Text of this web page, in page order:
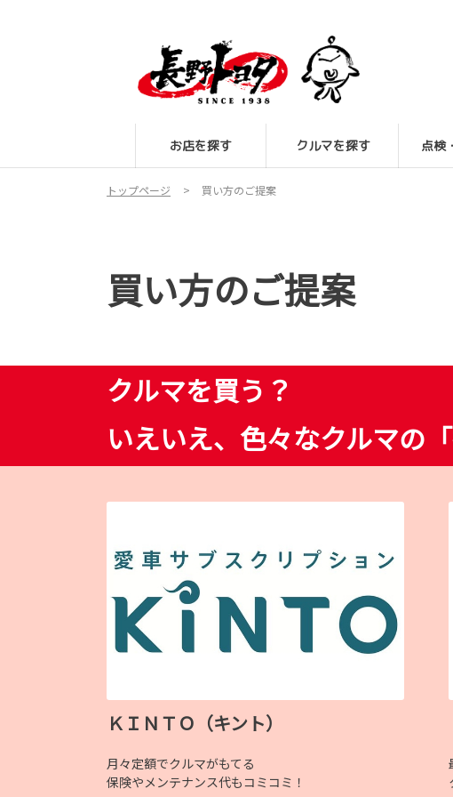
お店を探す クルマを探す 点検
トップページ 買い方のご提案
買い方のご提案
クルマを買う？
いえいえ、色々なクルマの
ＫＩＮＴＯ（キント）
月々定額でクルマがもてる
保険やメンテナンス代もコミコミ！